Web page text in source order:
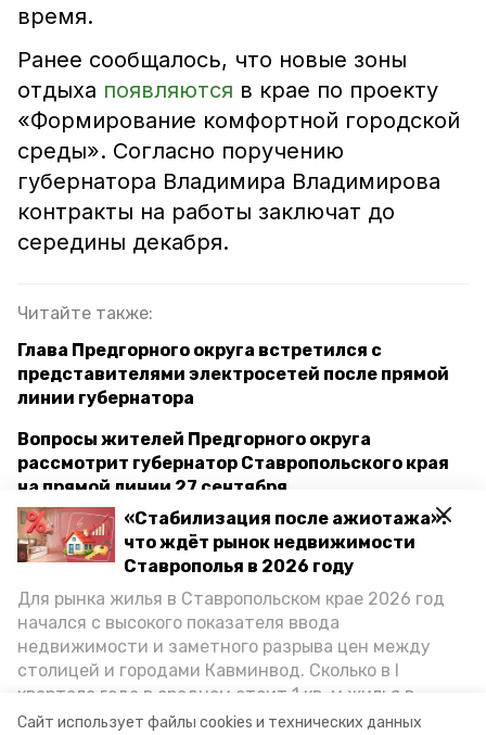
Сайт использует файлы cookies и технических данных
«Стабилизация после ажиотажа»:
что ждёт рынок недвижимости
Ставрополья в 2026 году
Для рынка жилья в Ставропольском крае 2026 год
начался с высокого показателя ввода
недвижимости и заметного разрыва цен между
столицей и городами Кавминвод. Сколько в I
квартале года в среднем стоит 1 кв. м жилья в
городах и округах региона, как изменился спрос на
время.
Ранее сообщалось, что новые зоны
отдыха появляются в крае по проекту
«Формирование комфортной городской
среды». Согласно поручению
губернатора Владимира Владимирова
контракты на работы заключат до
середины декабря.
Читайте также:
Глава Предгорного округа встретился с
представителями электросетей после прямой
линии губернатора
Вопросы жителей Предгорного округа
рассмотрит губернатор Ставропольского края
на прямой линии 27 сентября
Губернатор Владимир Владимиров: Подключаем
к централизованному водоснабжению хутор
Хорошевский
кормушки птицы парк